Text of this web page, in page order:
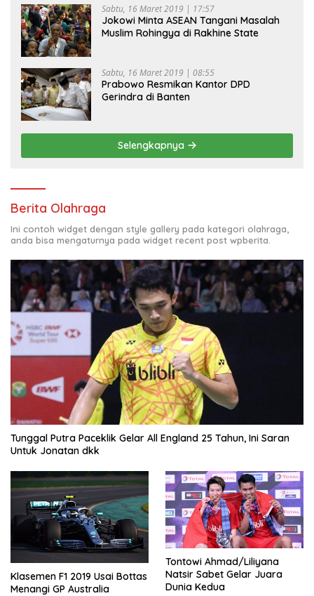
Sabtu, 16 Maret 2019 | 17:57
Jokowi Minta ASEAN Tangani Masalah
Muslim Rohingya di Rakhine State
Sabtu, 16 Maret 2019 | 08:55
Prabowo Resmikan Kantor DPD
Gerindra di Banten
Selengkapnya
Berita Olahraga
Ini contoh widget dengan style gallery pada kategori olahraga,
anda bisa mengaturnya pada widget recent post wpberita.
Tunggal Putra Paceklik Gelar All England 25 Tahun, Ini Saran
Untuk Jonatan dkk
Klasemen F1 2019 Usai Bottas
Menangi GP Australia
Tontowi Ahmad/Liliyana
Natsir Sabet Gelar Juara
Dunia Kedua